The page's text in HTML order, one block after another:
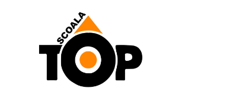
Scoala de Soferi TOP navigation